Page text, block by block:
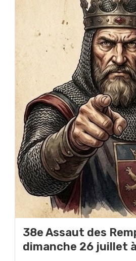
38e Assaut des
dimanche 26 juillet